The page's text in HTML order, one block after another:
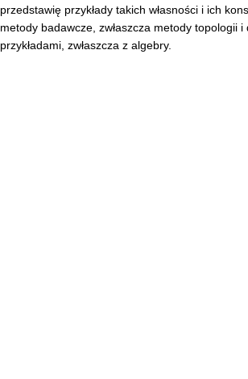
przedstawię przykłady takich własności i ich
metody badawcze, zwłaszcza metody topologii
przykładami, zwłaszcza z algebry.